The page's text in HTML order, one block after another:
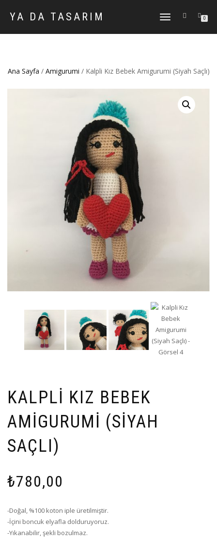
YA DA TASARIM
DOLAŞIMI
0
Ana Sayfa / Amigurumi / Kalpli Kız Bebek Amigurumi (Siyah Saçlı)
KALPLI KIZ BEBEK
AMIGURUMI (SIYAH
SAÇLI)
₺780,00
-Doğal, %100 koton iple üretilmiştir.
-İçini boncuk elyafla dolduruyoruz.
-Yıkanabilir, şekli bozulmaz.